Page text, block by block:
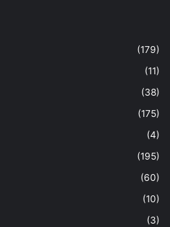
(179)
(11)
(38)
(175)
(4)
(195)
(60)
(10)
(3)